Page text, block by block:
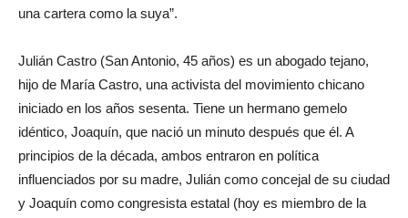
una cartera como la suya”.
Julián Castro (San Antonio, 45 años) es un abogado tejano,
hijo de María Castro, una activista del movimiento chicano
iniciado en los años sesenta. Tiene un hermano gemelo
idéntico, Joaquín, que nació un minuto después que él. A
principios de la década, ambos entraron en política
influenciados por su madre, Julián como concejal de su ciudad
y Joaquín como congresista estatal (hoy es miembro de la